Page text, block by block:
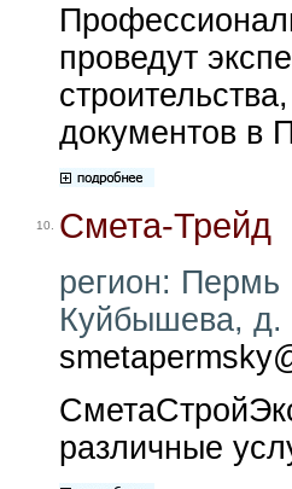
проведут
документов в
10. Смета-Трейд
регион: Пермь
Куйбышева, д.
различные